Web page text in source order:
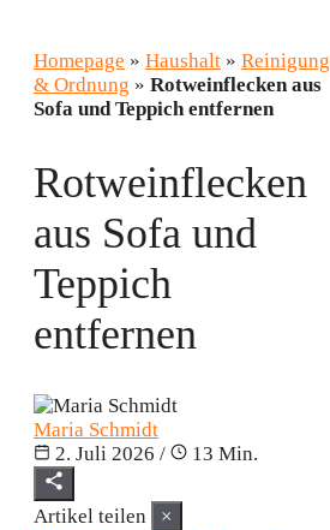
Homepage » Haushalt » Reinigung
& Ordnung » Rotweinflecken aus
Sofa und Teppich entfernen
Rotweinflecken
aus Sofa und
Teppich
entfernen
Maria Schmidt
2. Juli 2026 / 13 Min.
Artikel teilen
×